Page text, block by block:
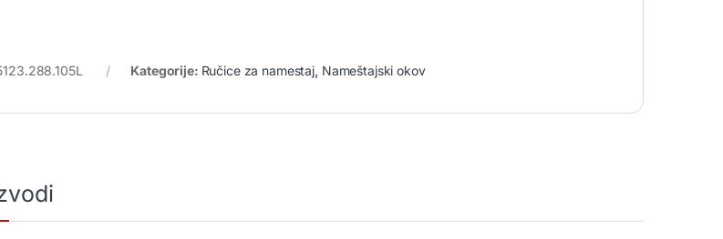
Kategorije: Ručice za namestaj, Nameštajski okov